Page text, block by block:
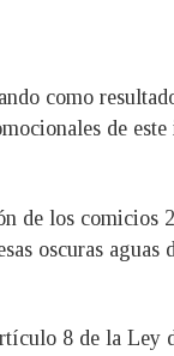
como
de
de los comicios
oscuras aguas
8 de la Ley